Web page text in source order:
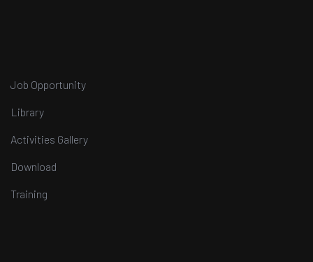
Job Opportunity
Library
Activities Gallery
Download
Training